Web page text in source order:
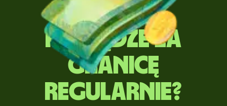
Wysyłasz
pieniądze za
granicę
regularnie?